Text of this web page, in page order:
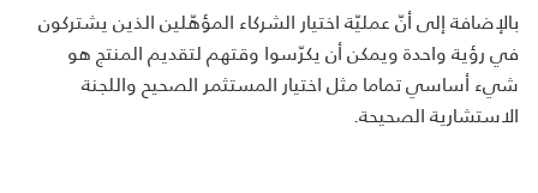
بالإضافة إلى أنّ عمليّة اختيار الشركاء المؤهّلين الذين يشتركون
في رؤية واحدة ويمكن أن يكرّسوا وقتهم لتقديم المنتج هو
شيء أساسي تماما مثل اختيار المستثمر الصحيح واللجنة
الاستشارية الصحيحة.